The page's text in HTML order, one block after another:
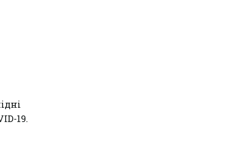
19.